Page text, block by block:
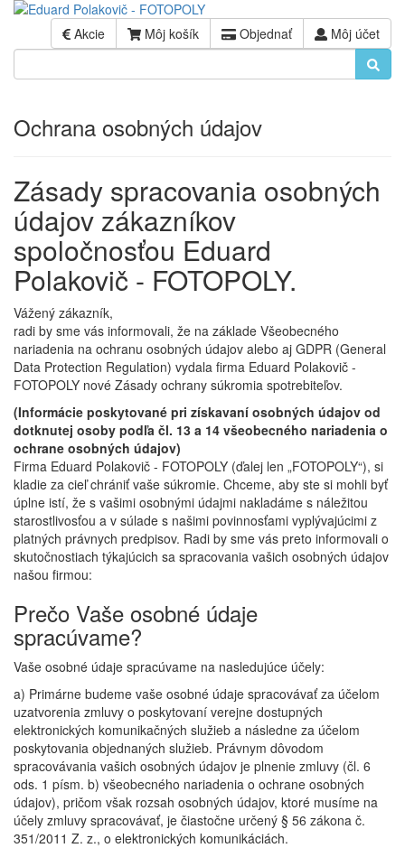
Akcie Môj košík Objednať Môj účet
Ochrana osobných údajov
Zásady spracovania osobných
údajov zákazníkov
spoločnosťou Eduard
Polakovič - FOTOPOLY.
Vážený zákazník,
radi by sme vás informovali, že na základe Všeobecného
nariadenia na ochranu osobných údajov alebo aj GDPR (General
Data Protection Regulation) vydala firma Eduard Polakovič -
FOTOPOLY nové Zásady ochrany súkromia spotrebiteľov.
(Informácie poskytované pri získavaní osobných údajov od
dotknutej osoby podľa čl. 13 a 14 všeobecného nariadenia o
ochrane osobných údajov)
Firma Eduard Polakovič - FOTOPOLY (ďalej len „FOTOPOLY“), si
kladie za cieľ chrániť vaše súkromie. Chceme, aby ste si mohli byť
úplne istí, že s vašimi osobnými údajmi nakladáme s náležitou
starostlivosťou a v súlade s našimi povinnosťami vyplývajúcimi z
platných právnych predpisov. Radi by sme vás preto informovali o
skutočnostiach týkajúcich sa spracovania vašich osobných údajov
našou firmou:
Prečo Vaše osobné údaje
spracúvame?
Vaše osobné údaje spracúvame na nasledujúce účely:
a) Primárne budeme vaše osobné údaje spracovávať za účelom
uzatvorenia zmluvy o poskytovaní verejne dostupných
elektronických komunikačných služieb a následne za účelom
poskytovania objednaných služieb. Právnym dôvodom
spracovávania vašich osobných údajov je plnenie zmluvy (čl. 6
ods. 1 písm. b) všeobecného nariadenia o ochrane osobných
údajov), pričom však rozsah osobných údajov, ktoré musíme na
účely zmluvy spracovávať, je čiastočne určený § 56 zákona č.
351/2011 Z. z., o elektronických komunikáciách.